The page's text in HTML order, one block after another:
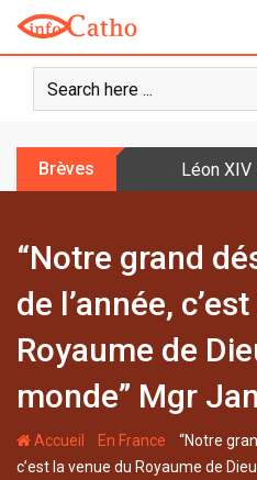
o
Brèves Léon
“Notre grand
de l’année,
Royaume de
monde” Mgr
Accueil - En France -“Notre
c’est la venue du Royaume de